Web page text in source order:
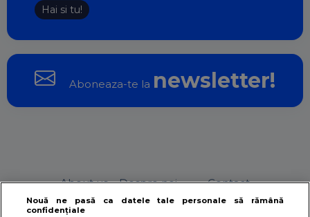
Hai si tu!
Aboneaza-te la newsletter!
About us – Despre noi Contact
Nouă ne pasă ca datele tale personale să rămână
confidențiale